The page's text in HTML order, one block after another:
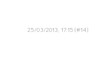
25/03/2013, 17:15